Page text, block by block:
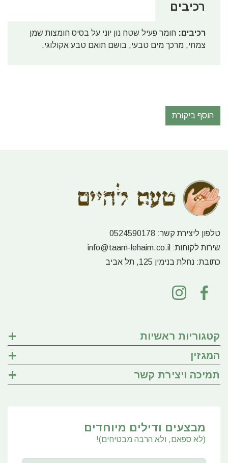
רכיבים
רכיבים: חומר פעיל שטח נון יוני על בסיס חומצות שמן
צמחי, מרכך מים טבעי, בושם תואם טבע אקולוגי.
הוסף ביקורת
טלפון ליצירת קשר: 0524590178
שירות לקוחות: info@taam-lehaim.co.il
כתובת: נחלת בנימין 125, תל אביב
קטגוריות ראשיות
המגזין
תמיכה ויצירת קשר
מבצעים ודילים מיוחדים
(לא ספאם, ולא הרבה מבטיחים)!